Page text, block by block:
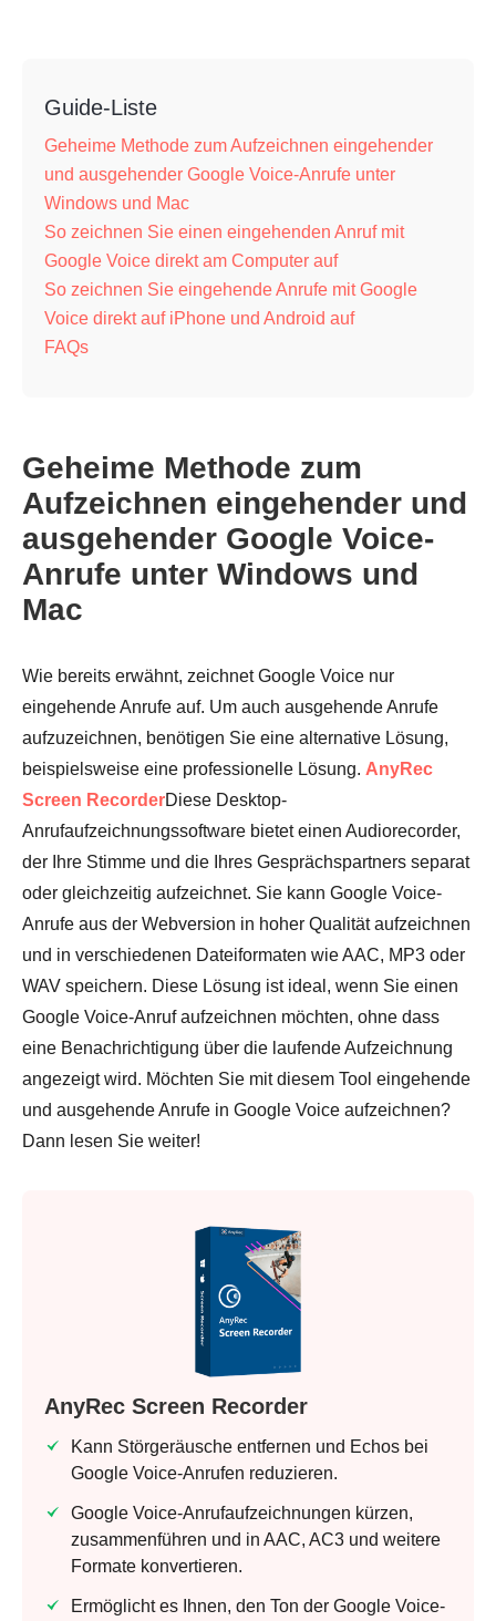
Guide-Liste
Geheime Methode zum Aufzeichnen eingehender
und ausgehender Google Voice-Anrufe unter
Windows und Mac
So zeichnen Sie einen eingehenden Anruf mit
Google Voice direkt am Computer auf
So zeichnen Sie eingehende Anrufe mit Google
Voice direkt auf iPhone und Android auf
FAQs
Geheime Methode zum
Aufzeichnen eingehender und
ausgehender Google Voice-
Anrufe unter Windows und
Mac
Wie bereits erwähnt, zeichnet Google Voice nur
eingehende Anrufe auf. Um auch ausgehende Anrufe
aufzuzeichnen, benötigen Sie eine alternative Lösung,
beispielsweise eine professionelle Lösung. AnyRec
Screen RecorderDiese Desktop-
Anrufaufzeichnungssoftware bietet einen Audiorecorder,
der Ihre Stimme und die Ihres Gesprächspartners separat
oder gleichzeitig aufzeichnet. Sie kann Google Voice-
Anrufe aus der Webversion in hoher Qualität aufzeichnen
und in verschiedenen Dateiformaten wie AAC, MP3 oder
WAV speichern. Diese Lösung ist ideal, wenn Sie einen
Google Voice-Anruf aufzeichnen möchten, ohne dass
eine Benachrichtigung über die laufende Aufzeichnung
angezeigt wird. Möchten Sie mit diesem Tool eingehende
und ausgehende Anrufe in Google Voice aufzeichnen?
Dann lesen Sie weiter!
AnyRec Screen Recorder
Kann Störgeräusche entfernen und Echos bei
Google Voice-Anrufen reduzieren.
Google Voice-Anrufaufzeichnungen kürzen,
zusammenführen und in AAC, AC3 und weitere
Formate konvertieren.
Ermöglicht es Ihnen, den Ton der Google Voice-